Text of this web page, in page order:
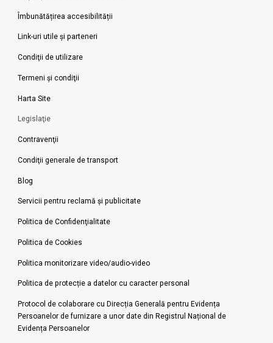
Îmbunătățirea accesibilității
Link-uri utile şi parteneri
Condiţii de utilizare
Termeni şi condiţii
Harta Site
Legislaţie
Contravenţii
Condiţii generale de transport
Blog
Servicii pentru reclamă și publicitate
Politica de Confidenţialitate
Politica de Cookies
Politica monitorizare video/audio-video
Politica de protecție a datelor cu caracter personal
Protocol de colaborare cu Direcția Generală pentru Evidența
Persoanelor de furnizare a unor date din Registrul Național de
Evidența Persoanelor